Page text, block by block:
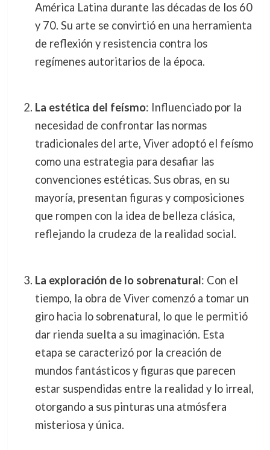
América Latina durante las décadas de los 60
y 70. Su arte se convirtió en una herramienta
de reflexión y resistencia contra los
regímenes autoritarios de la época.
La estética del feísmo: Influenciado por la
necesidad de confrontar las normas
tradicionales del arte, Viver adoptó el feísmo
como una estrategia para desafiar las
convenciones estéticas. Sus obras, en su
mayoría, presentan figuras y composiciones
que rompen con la idea de belleza clásica,
reflejando la crudeza de la realidad social.
La exploración de lo sobrenatural: Con el
tiempo, la obra de Viver comenzó a tomar un
giro hacia lo sobrenatural, lo que le permitió
dar rienda suelta a su imaginación. Esta
etapa se caracterizó por la creación de
mundos fantásticos y figuras que parecen
estar suspendidas entre la realidad y lo irreal,
otorgando a sus pinturas una atmósfera
misteriosa y única.